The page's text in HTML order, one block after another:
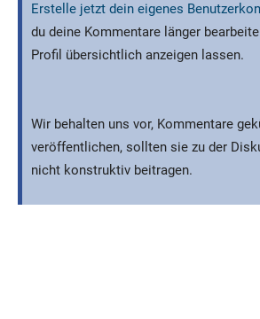
Erstelle jetzt dein eigenes
du deine Kommentare länger
Profil übersichtlich anzeigen lassen.
Wir behalten uns vor, Kommentare
veröffentlichen, sollten sie zu der
nicht konstruktiv beitragen.